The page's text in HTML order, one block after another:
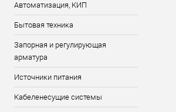
Автоматизация, КИП
Бытовая техника
Запорная и регулирующая
арматура
Источники питания
Кабеленесущие системы